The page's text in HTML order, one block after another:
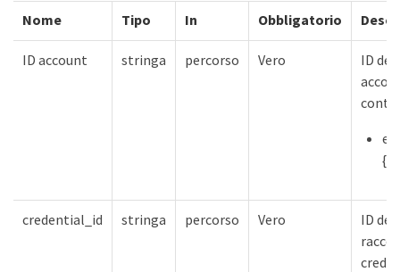
Nome Tipo In Obbligatorio
ID account stringa percorso Vero
ID
credential_id stringa percorso Vero
ID